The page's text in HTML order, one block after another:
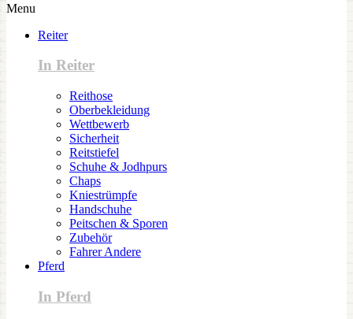
Menu
Reiter
In Reiter
Reithose
Oberbekleidung
Wettbewerb
Sicherheit
Reitstiefel
Schuhe & Jodhpurs
Chaps
Kniestrümpfe
Handschuhe
Peitschen & Sporen
Zubehör
Fahrer Andere
Pferd
In Pferd